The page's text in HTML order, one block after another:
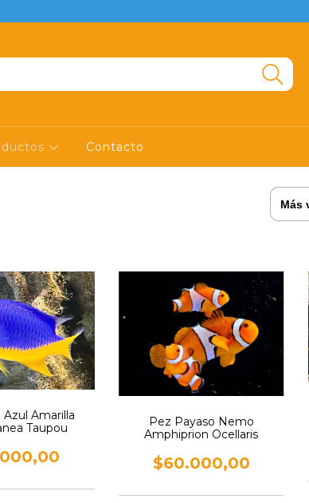
Contacto
Azul Amarilla
Taupou
Pez Payaso Nemo
Amphiprion Ocellaris
$60.000,00